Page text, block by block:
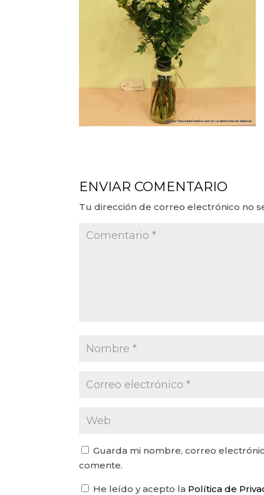
ENVIAR COMENTARIO
Tu dirección de correo electrónico no
Guarda mi nombre, correo
comente.
He leído y acepto la Política de